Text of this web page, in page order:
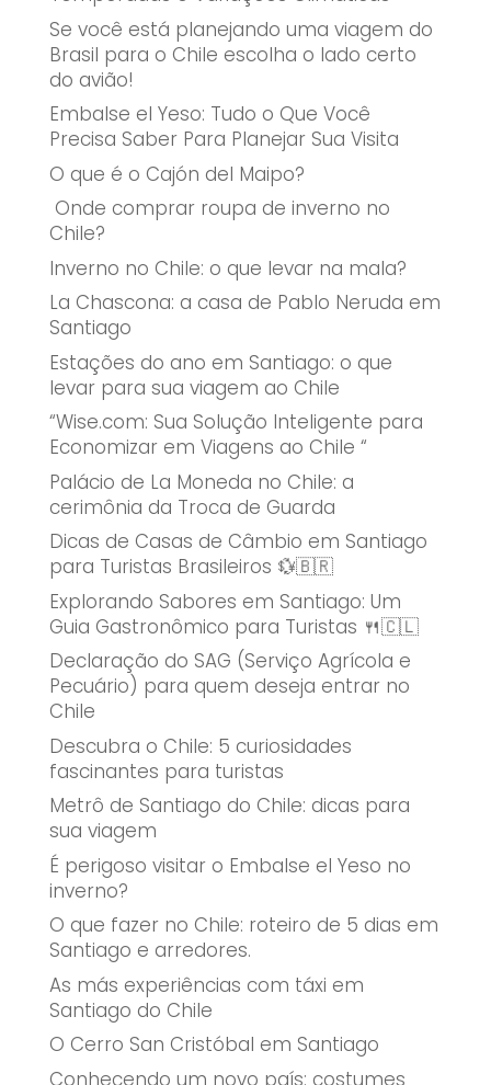
Se você está planejando uma viagem do
Brasil para o Chile escolha o lado certo
do avião!
Embalse el Yeso: Tudo o Que Você
Precisa Saber Para Planejar Sua Visita
O que é o Cajón del Maipo?
Onde comprar roupa de inverno no
Chile?
Inverno no Chile: o que levar na mala?
La Chascona: a casa de Pablo Neruda em
Santiago
Estações do ano em Santiago: o que
levar para sua viagem ao Chile
“Wise.com: Sua Solução Inteligente para
Economizar em Viagens ao Chile “
Palácio de La Moneda no Chile: a
cerimônia da Troca de Guarda
Dicas de Casas de Câmbio em Santiago
para Turistas Brasileiros 💱🇧🇷
Explorando Sabores em Santiago: Um
Guia Gastronômico para Turistas 🍴🇨🇱
Declaração do SAG (Serviço Agrícola e
Pecuário) para quem deseja entrar no
Chile
Descubra o Chile: 5 curiosidades
fascinantes para turistas
Metrô de Santiago do Chile: dicas para
sua viagem
É perigoso visitar o Embalse el Yeso no
inverno?
O que fazer no Chile: roteiro de 5 dias em
Santiago e arredores.
As más experiências com táxi em
Santiago do Chile
O Cerro San Cristóbal em Santiago
Conhecendo um novo país: costumes